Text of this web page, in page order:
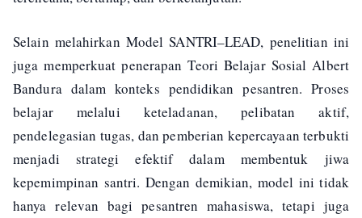
Selain melahirkan Model SANTRI–LEAD, penelitian ini
juga memperkuat penerapan Teori Belajar Sosial Albert
Bandura dalam konteks pendidikan pesantren. Proses
belajar melalui keteladanan, pelibatan aktif,
pendelegasian tugas, dan pemberian kepercayaan terbukti
menjadi strategi efektif dalam membentuk jiwa
kepemimpinan santri. Dengan demikian, model ini tidak
hanya relevan bagi pesantren mahasiswa, tetapi juga